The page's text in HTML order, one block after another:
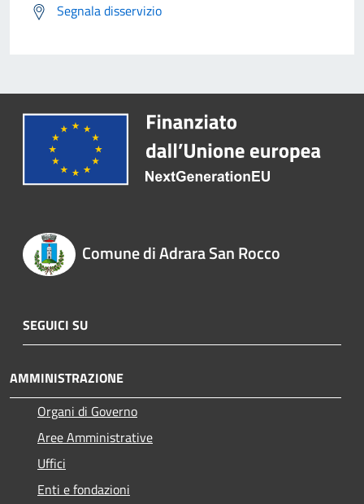
Segnala disservizio
Comune di Adrara San Rocco
SEGUICI SU
AMMINISTRAZIONE
Organi di Governo
Aree Amministrative
Uffici
Enti e fondazioni